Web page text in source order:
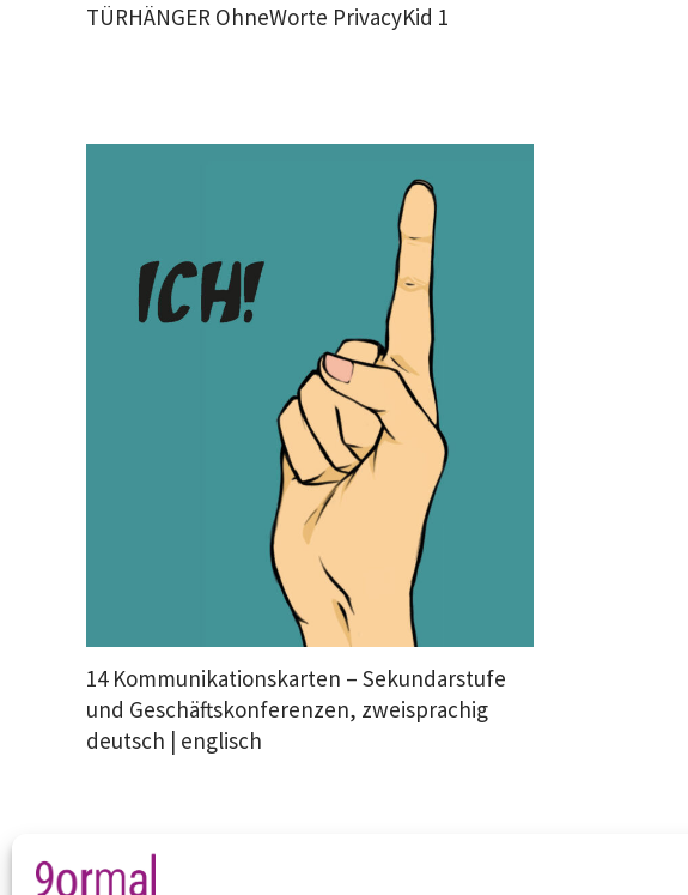
TÜRHÄNGER OhneWorte PrivacyKid 1
14 Kommunikationskarten – Sekundarstufe
und Geschäftskonferenzen, zweisprachig
deutsch | englisch